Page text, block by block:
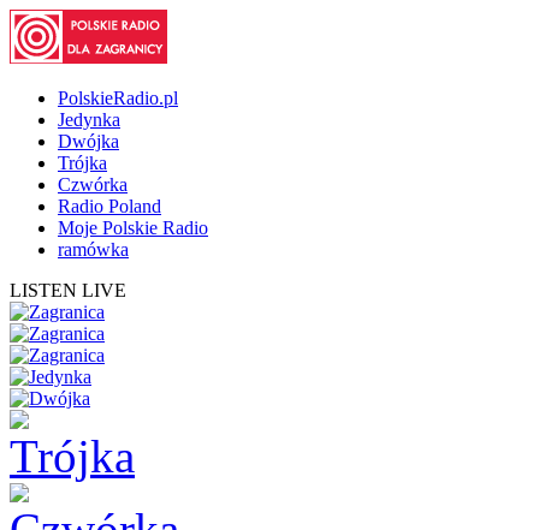
PolskieRadio.pl
Jedynka
Dwójka
Trójka
Czwórka
Radio Poland
Moje Polskie Radio
ramówka
LISTEN LIVE